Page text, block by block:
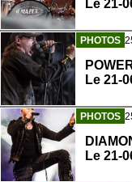
Le 21-
PHOTOS
Le 21-
PHOTOS
Le 21-